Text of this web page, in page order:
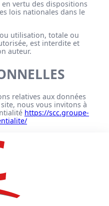
vertu des dispositions
lois nationales dans le
utilisation, totale ou
est interdite et
auteur.
relatives aux données
nous vous invitons à
https://scc.groupe-